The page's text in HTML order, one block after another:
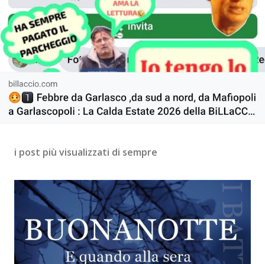
i post più visualizzati di sempre